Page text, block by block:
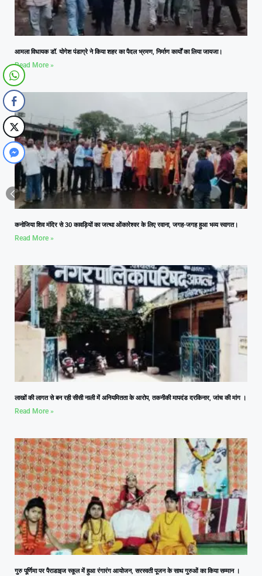
आमला विधायक डॉ. योगेश पंडाग्रे ने किया शहर का पैदल भ्रमण, निर्माण कार्यों का लिया जायजा।
Read More »
कनोजिया शिव मंदिर से 30 कावड़ियों का जत्था ओंकारेश्वर के लिए रवाना, जगह-जगह हुआ भव्य स्वागत।
Read More »
लाखों की लागत से बन रही सीसी नाली में अनियमितता के आरोप, तकनीकी मापदंड दरकिनार, जांच की मांग ।
Read More »
गुरु पूर्णिमा पर पैराडाइज स्कूल में हुआ रंगारंग आयोजन, सरस्वती पूजन के साथ गुरुओं का किया सम्मान ।